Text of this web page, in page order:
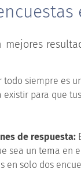
mejores
siempre es
para que
de respuesta:
sea un tema en
en solo dos